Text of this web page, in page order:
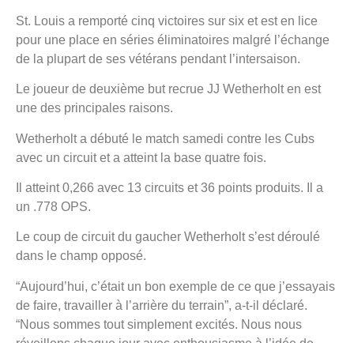
St. Louis a remporté cinq victoires sur six et est en lice
pour une place en séries éliminatoires malgré l’échange
de la plupart de ses vétérans pendant l’intersaison.
Le joueur de deuxième but recrue JJ Wetherholt en est
une des principales raisons.
Wetherholt a débuté le match samedi contre les Cubs
avec un circuit et a atteint la base quatre fois.
Il atteint 0,266 avec 13 circuits et 36 points produits. Il a
un .778 OPS.
Le coup de circuit du gaucher Wetherholt s’est déroulé
dans le champ opposé.
“Aujourd’hui, c’était un bon exemple de ce que j’essayais
de faire, travailler à l’arrière du terrain”, a-t-il déclaré.
“Nous sommes tout simplement excités. Nous nous